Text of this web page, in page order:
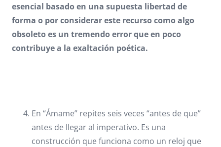
esencial basado en una supuesta libertad de
forma o por considerar este recurso como algo
obsoleto es un tremendo error que en poco
contribuye a la exaltación poética.
En “Ámame” repites seis veces “antes de que”
antes de llegar al imperativo. Es una
construcción que funciona como un reloj que